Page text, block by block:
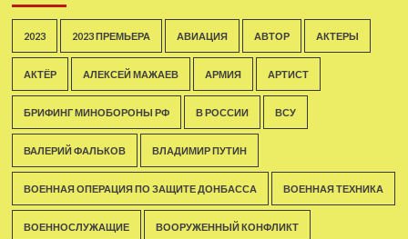
2023 2023 ПРЕМЬЕРА АВИАЦИЯ АВТОР АКТЕРЫ
АКТЁР АЛЕКСЕЙ МАЖАЕВ АРМИЯ АРТИСТ
БРИФИНГ МИНОБОРОНЫ РФ В РОССИИ ВСУ
ВАЛЕРИЙ ФАЛЬКОВ ВЛАДИМИР ПУТИН
ВОЕННАЯ ОПЕРАЦИЯ ПО ЗАЩИТЕ ДОНБАССА ВОЕННАЯ ТЕХНИКА
ВОЕННОСЛУЖАЩИЕ ВООРУЖЕННЫЙ КОНФЛИКТ